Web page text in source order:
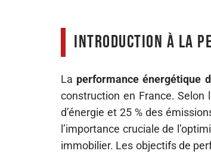
Introduction à la
La performance énergétique
construction en France. Selon
d’énergie et 25 % des
l’importance cruciale de
immobilier. Les objectifs de